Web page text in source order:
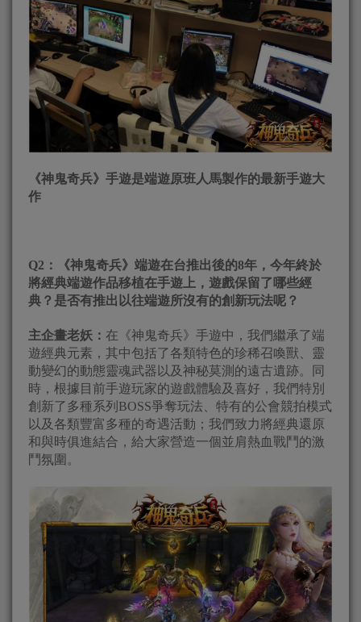
《神鬼奇兵》手遊是端遊原班人馬製作的最新手遊大
作
Q2 ：《神鬼奇兵》端遊在台推出後的8年，今年終於
將經典端遊作品移植在手遊上，遊戲保留了哪些經
典？是否有推出以往端遊所沒有的創新玩法呢？
主企畫老妖： 在《神鬼奇兵》手遊中，我們繼承了端
遊經典元素，其中包括了各類特色的珍稀召喚獸、靈
動變幻的動態靈魂武器以及神秘莫測的遠古遺跡。同
時，根據目前手遊玩家的遊戲體驗及喜好，我們特別
創新了多種系列BOSS爭奪玩法、特有的公會競拍模式
以及各類豐富多種的奇遇活動；我們致力將經典還原
和與時俱進結合，給大家營造一個並肩熱血戰鬥的激
鬥氛圍。